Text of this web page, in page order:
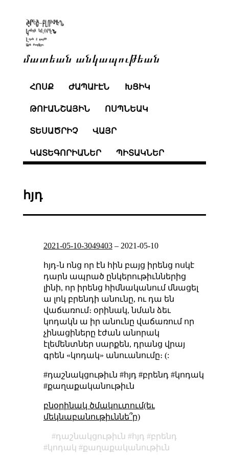
մատեան անկապութեան
ՀՈՍՔ ԺԱՊԱՒԷՆ ԽՑԻԿ
ԹՈՒԱՆՇԱՅԻՆ ՈՍՊՆԵԱԿ
ՏԵՍԱԾՐԻՉ ՎԱՅՐ
ԿԱՏԵԳՈՐԻԱՆԵՐ ՊԻՏԱԿՆԵՐ
հյդ
2021-05-10-3049403– 2021-05-10
հյդ֊ն ոնց որ էն հին բայց իրենց ոսկէ
դարն ապրած ընկերութիւններից
լինի, որ իրենց հիմնականում մնացել
ա լոկ բրենդի անունը, ու դա են
վաճառում։ օրինակ, նման ձեւ
կոդակն ա իր անունը վաճառում որ
չինացիները էժան անորակ
էլեմենտներ սարքեն, դրանց վրայ
գրեն «կոդակ» անուանումը։ (:
#դաշնակցութիւն #հյդ #բրենդ #կոդակ
#քաղաքականութիւն
բնօրինակ ծմակուտում(եւ
մեկնաբանութիւննե՞ր)
դաշնակցութիւն հյդ
բրենդ
կոդակ
քաղաքականութիւն